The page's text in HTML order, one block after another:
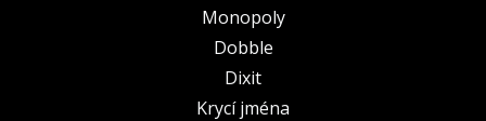
Monopoly
Dobble
Dixit
Krycí jména